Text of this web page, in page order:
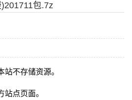
包.7z
站不存储资源。
站点页面。